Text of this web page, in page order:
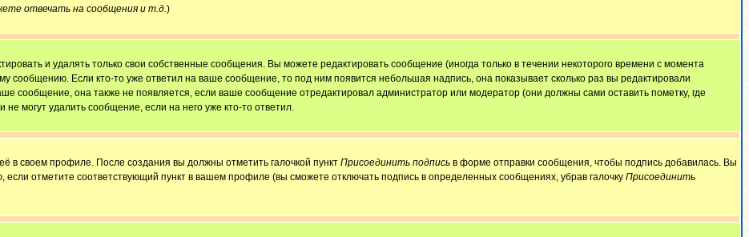
отвечать на сообщения и т.д.)
и удалять только свои собственные сообщения. Вы можете редактировать сообщение (иногда только в течении некоторого времени с момента
сообщению. Если кто-то уже ответил на ваше сообщение, то под ним появится небольшая надпись, она показывает сколько раз вы редактировали
сообщение, она также не появляется, если ваше сообщение отредактировал администратор или модератор (они должны сами оставить пометку, где
могут удалить сообщение, если на него уже кто-то ответил.
в своем профиле. После создания вы должны отметить галочкой пункт Присоединить подпись в форме отправки сообщения, чтобы подпись добавилась. Вы
отметите соответствующий пункт в вашем профиле (вы сможете отключать подпись в определенных сообщениях, убрав галочку Присоединить